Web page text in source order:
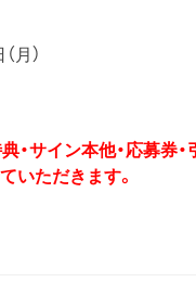
月）
・サイン本他・応募券
いただきます。